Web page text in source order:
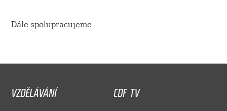
Dále spolupracujeme
VZDĚLÁVÁNÍ
CDF TV